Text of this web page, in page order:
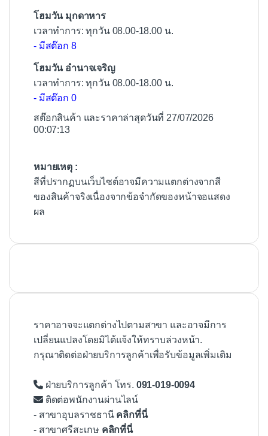
โฮมวัน มุกดาหาร
เวลาทำการ: ทุกวัน 08.00-18.00 น.
- มีสต๊อก 8
โฮมวัน อำนาจเจริญ
เวลาทำการ: ทุกวัน 08.00-18.00 น.
- มีสต๊อก 0
สต๊อกสินค้า และราคาล่าสุดวันที่ 27/07/2026
00:07:13
หมายเหตุ :
สีที่ปรากฏบนเว็บไซต์อาจมีความแตกต่างจากสี
ของสินค้าจริงเนื่องจากข้อจำกัดของหน้าจอแสดง
ผล
ราคาอาจจะแตกต่างไปตามสาขา และอาจมีการ
เปลี่ยนแปลงโดยมิได้แจ้งให้ทราบล่วงหน้า.
กรุณาติดต่อฝ่ายบริการลูกค้าเพื่อรับข้อมูลเพิ่มเติม
ฝ่ายบริการลูกค้า โทร. 091-019-0094
ติดต่อพนักงานผ่านไลน์
- สาขาอุบลราชธานี คลิกที่นี่
- สาขาศรีสะเกษ คลิกที่นี่